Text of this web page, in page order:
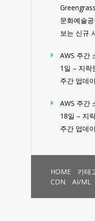
문화예술
보는 신규
AWS 주간
1일 – 지락
주간 업데
AWS 주간
18일 – 지
주간 업데
HOME 카테
CDN
AI/ML